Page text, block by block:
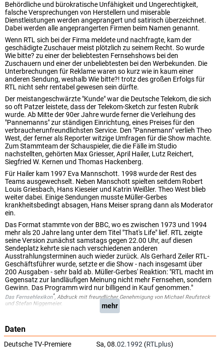
Behördliche und bürokratische Unfähigkeit und Ungerechtigkeit,
falsche Versprechungen von Herstellern und miserable
Dienstleistungen werden angeprangert und satirisch überzeichnet.
Dabei werden alle angeprangerten Firmen beim Namen genannt.
Wenn RTL sich bei der Firma meldete und nachfragte, kam der
geschädigte Zuschauer meist plötzlich zu seinem Recht. So wurde
Wie bitte? zu einer der beliebtesten Fernsehshows bei den
Zuschauern und einer der unbeliebtesten bei den Werbekunden. Die
Unterbrechungen für Reklame waren so kurz wie in kaum einer
anderen Sendung, weshalb Wie bitte?! trotz des großen Erfolgs für
RTL nicht sehr rentabel gewesen sein dürfte.
Der meistangeschwärzte "Kunde" war die Deutsche Telekom, die sich
so oft Patzer leistete, dass der Telekom-Sketch zur festen Rubrik
wurde. Ab Mitte der 90er Jahre wurde ferner die Verleihung des
"Pannemanns" zur ständigen Einrichtung, eines Preises für den
verbraucherunfreundlichsten Service. Den "Pannemann" verlieh Theo
West, der ferner als Reporter witzige Umfragen für die Show machte.
Zum Stammteam der Schauspieler, die die Fälle im Studio
nachstellten, gehörten Max Griesser, April Hailer, Lutz Reichert,
Siegfried W. Kernen und Thomas Hackenberg.
Für Hailer kam 1997 Eva Mannschott. 1998 wurde der Rest des
Teams ausgewechselt. Neben Manschott spielten seitdem Robert
Louis Griesbach, Hans Kieseier und Katrin Weißler. Theo West blieb
weiter dabei. Einige Sendungen musste Müller-Gerbes
krankheitsbedingt absagen, Hans Meiser sprang dann als Moderator
ein.
Das Format stammte von der BBC, wo es zwischen 1973 und 1994
mehr als 20 Jahre lang unter dem Titel "That's Life" lief. RTL zeigte
seine Version zunächst samstags gegen 22.00 Uhr, auf diesen
Sendeplatz kehrte sie nach verschiedenen anderen
Ausstrahlungsterminen auch wieder zurück. Als Gerhard Zeiler RTL-
Geschäftsführer wurde, setzte er die Show - nach insgesamt über
200 Ausgaben - sehr bald ab. Müller-Gerbes' Reaktion: "RTL macht im
Gegensatz zur landläufigen Meinung nicht mehr Fernsehen, sondern
Gewinn. Das Programm wird nur billigend in Kauf genommen."
Das Fernsehlexikon*, Abdruck mit freundlicher Genehmigung von Michael Reufsteck
und Stefan Niggemeier.
mehr
Daten
Deutsche TV-Premiere Sa, 08.02.1992 (RTLplus)